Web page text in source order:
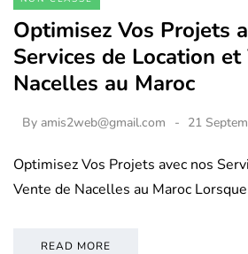
Optimisez Vos Projets
Services de Location et
Nacelles au Maroc
By amis2web@gmail.com 21
Optimisez Vos Projets avec nos
Vente de Nacelles au Maroc
READ MORE